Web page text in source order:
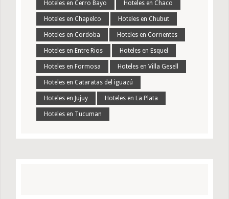
Hoteles en Cerro Bayo Hoteles en Chaco
Hoteles en Chapelco Hoteles en Chubut
Hoteles en Cordoba Hoteles en Corrientes
Hoteles en Entre Rios Hoteles en Esquel
Hoteles en Formosa Hoteles en Villa Gesell
Hoteles en Cataratas del iguazú
Hoteles en Jujuy Hoteles en La Plata
Hoteles en Tucuman